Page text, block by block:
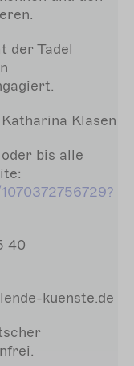
der Tadel
Katharina Klasen
bis alle
40
kuenste.de